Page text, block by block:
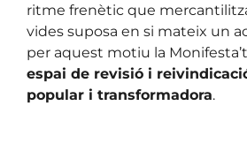
ritme frenètic que
vides suposa en si mateix un
per aquest motiu la
espai de revisió i
popular i transformadora.